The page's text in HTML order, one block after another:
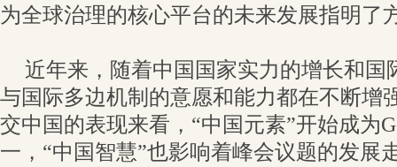
为全球治理的核心平台的未来发展指明了
近年来，随着中国国家实力的增长和国
与国际多边机制的意愿和能力都在不断增
交中国的表现来看，“中国元素”开始成为
一，“中国智慧”也影响着峰会议题的发展